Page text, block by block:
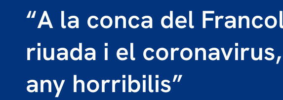
“A la conca del
riuada i el
any horribilis”